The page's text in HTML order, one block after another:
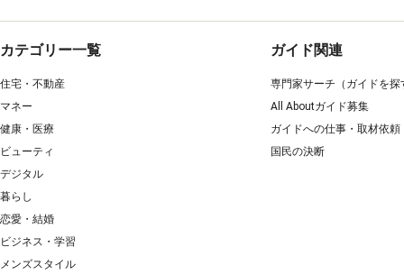
カテゴリー一覧
住宅・不動産
マネー
健康・医療
ビューティ
デジタル
暮らし
恋愛・結婚
ビジネス・学習
メンズスタイル
ガイド関連
専門家サーチ（ガイドを探
All Aboutガイド募集
ガイドへの仕事・取材依頼
国民の決断